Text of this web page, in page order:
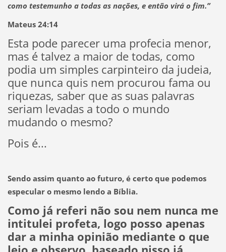
como testemunho a todas as nações, e então virá o fim.”
Mateus 24:14
Esta pode parecer uma profecia menor,
mas é talvez a maior de todas, como
podia um simples carpinteiro da judeia,
que nunca quis nem procurou fama ou
riquezas, saber que as suas palavras
seriam levadas a todo o mundo
mudando o mesmo?
Pois é...
Sendo assim quanto ao futuro, é certo que podemos
especular o mesmo lendo a Bíblia.
Como já referi não sou nem nunca me
intitulei profeta, logo posso apenas
dar a minha opinião mediante o que